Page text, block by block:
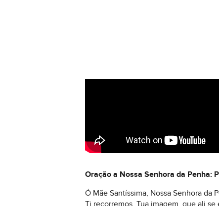
Oração a Nossa Senhora da Penha:
Ó Mãe Santíssima, Nossa Senhora
Ti recorremos. Tua imagem, que ali